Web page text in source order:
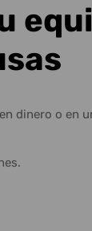
dinero o en